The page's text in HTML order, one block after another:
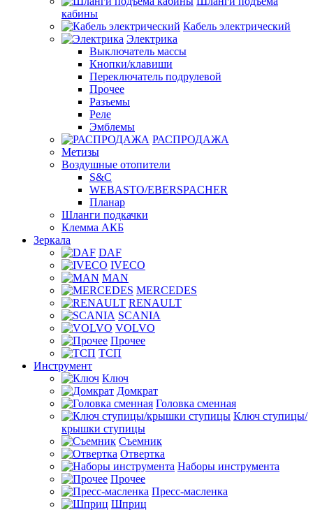
кабины
Кабель электрический
Электрика
Выключатель массы
Кнопки/клавиши
Переключатель подрулевой
Прочее
Разъемы
Реле
Эмблемы
РАСПРОДАЖА
Метизы
Воздушные отопители
S&C
WEBASTO/EBERSPACHER
Планар
Шланги подкачки
Клемма АКБ
Зеркала
DAF
IVECO
MAN
MERCEDES
RENAULT
SCANIA
VOLVO
Прочее
ТСП
Инструмент
Ключ
Домкрат
Головка сменная
Ключ ступицы/
крышки ступицы
Съемник
Отвертка
Наборы инструмента
Прочее
Пресс-масленка
Шприц